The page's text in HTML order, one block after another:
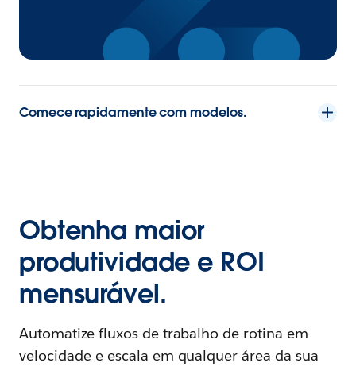
Comece rapidamente com modelos.
Obtenha maior
produtividade e ROI
mensurável.
Automatize fluxos de trabalho de rotina em
velocidade e escala em qualquer área da sua